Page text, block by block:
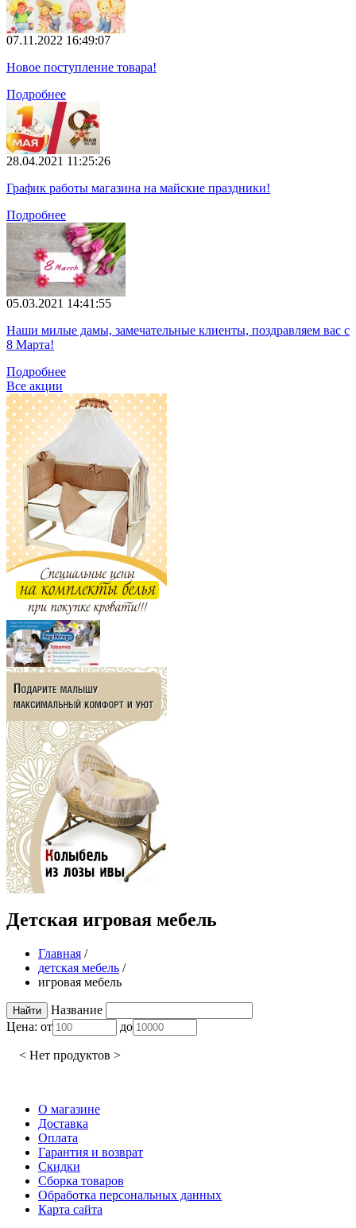
07.11.2022 16:49:07
Новое поступление товара!
Подробнее
28.04.2021 11:25:26
График работы магазина на майские праздники!
Подробнее
05.03.2021 14:41:55
Наши милые дамы, замечательные клиенты, поздравляем вас с
8 Марта!
Подробнее
Все акции
Детская игровая мебель
Главная /
детская мебель /
игровая мебель
Название
Цена: от до
< Нет продуктов >
О магазине
Доставка
Оплата
Гарантия и возврат
Скидки
Сборка товаров
Обработка персональных данных
Карта сайта